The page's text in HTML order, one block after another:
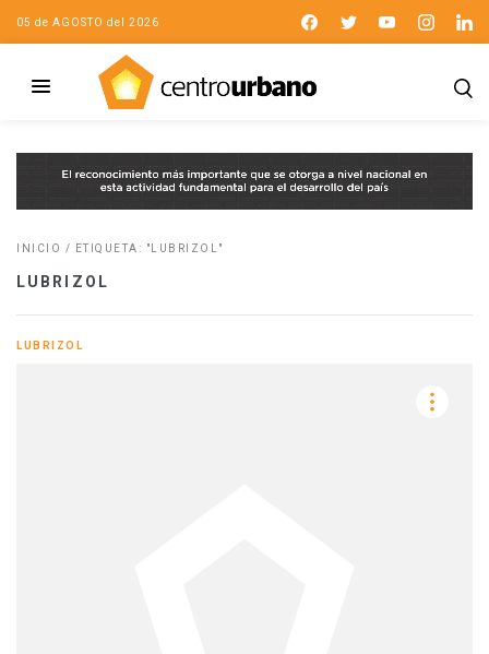
05 de AGOSTO del 2026
INICIO / ETIQUETA: "LUBRIZOL"
LUBRIZOL
LUBRIZOL